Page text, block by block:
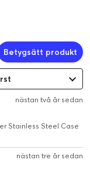
Betygsätt produkt
nästan två år sedan
Stainless Steel Case
nästan tre år sedan